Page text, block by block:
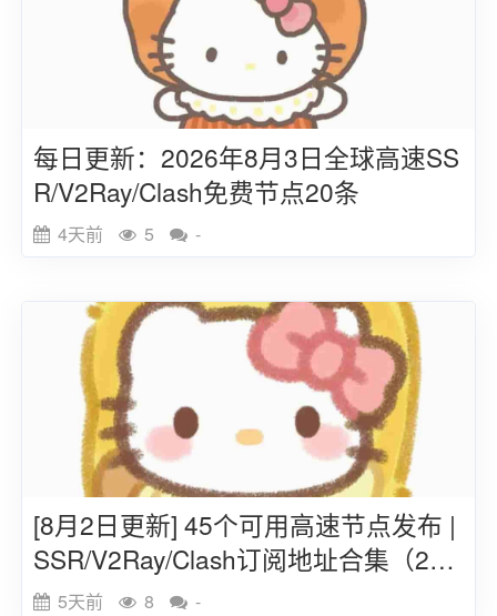
每日更新：2026年8月3日全球高速SS
R/V2Ray/Clash免费节点20条
4天前 5 -
[8月2日更新] 45个可用高速节点发布 |
SSR/V2Ray/Clash订阅地址合集（202
6）5天前 8 -